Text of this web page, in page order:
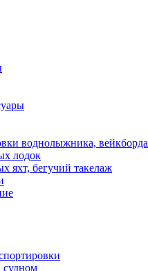
воднолыжника, вейкборда
лодок
яхт, бегучий такелаж
судном